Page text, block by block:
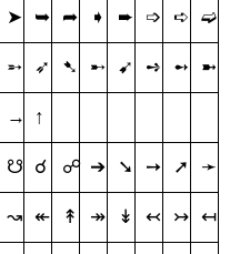
➤ ➥ ➦ ➧ ➨ ➩ ➪ ➫
➵ ➶ ➷ ➸ ➹ ➺ ➻ ➼
→ ↑
☋ ☌ ☍ ➔ ➘ ➙ ➚ ➛
↝ ↞ ↟ ↠ ↡ ↢ ↣ ↤